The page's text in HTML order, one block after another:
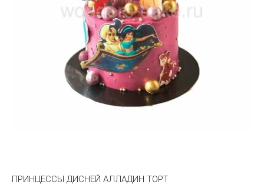
ПРИНЦЕССЫ ДИСНЕЙ АЛЛАДИН ТОРТ